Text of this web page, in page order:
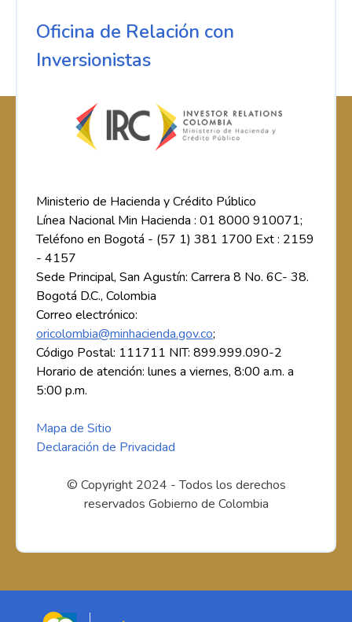
Oficina de Relación con
Inversionistas
Ministerio de Hacienda y Crédito Público
Línea Nacional Min Hacienda : 01 8000 910071;
Teléfono en Bogotá - (57 1) 381 1700 Ext : 2159
- 4157
Sede Principal, San Agustín: Carrera 8 No. 6C- 38.
Bogotá D.C., Colombia
Correo electrónico:
oricolombia@minhacienda.gov.co;
Código Postal: 111711 NIT: 899.999.090-2
Horario de atención: lunes a viernes, 8:00 a.m. a
5:00 p.m.
Mapa de Sitio
Declaración de Privacidad
© Copyright 2024 - Todos los derechos
reservados Gobierno de Colombia